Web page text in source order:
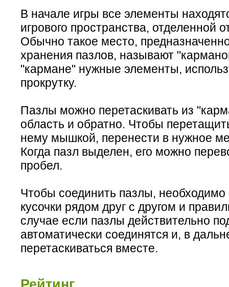
В начале игры все элементы
игрового пространства, отделенной
Обычно такое место,
хранения пазлов, называют
"кармане" нужные элементы,
прокрутку.
Пазлы можно перетаскивать из
область и обратно. Чтобы
нему мышкой, перенести в нужное
Когда пазл выделен, его можно
пробел.
Чтобы соединить пазлы, необходимо
кусочки рядом друг с другом и
случае если пазлы действительно
автоматически соединятся и, в
перетаскиваться вместе.